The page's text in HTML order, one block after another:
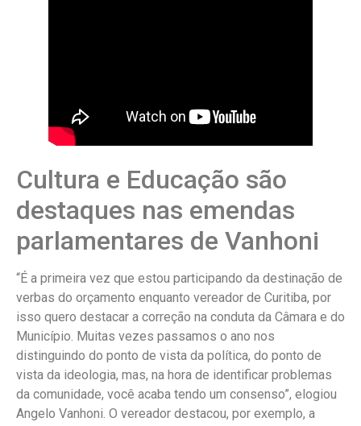
Cultura e Educação são
destaques nas emendas
parlamentares de Vanhoni
“É a primeira vez que estou participando da destinação de
verbas do orçamento enquanto vereador de Curitiba, por
isso quero destacar a correção na conduta da Câmara e do
Município. Muitas vezes passamos o ano nos
distinguindo do ponto de vista da política, do ponto de
vista da ideologia, mas, na hora de identificar problemas
da comunidade, você acaba tendo um consenso”, elogiou
Angelo Vanhoni. O vereador destacou, por exemplo, a